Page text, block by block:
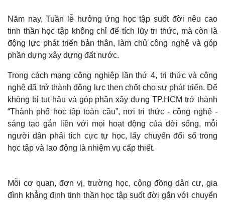
Năm nay, Tuần lễ hưởng ứng học tập suốt đời nêu cao
tinh thần học tập không chỉ để tích lũy tri thức, mà còn là
động lực phát triển bản thân, làm chủ công nghệ và góp
phần dựng xây dựng đất nước.
Trong cách mạng công nghiệp lần thứ 4, tri thức và công
nghệ đã trở thành động lực then chốt cho sự phát triển. Để
không bị tụt hậu và góp phần xây dựng TP.HCM trở thành
“Thành phố học tập toàn cầu”, nơi tri thức - công nghệ -
sáng tạo gắn liền với mọi hoạt động của đời sống, mỗi
người dân phải tích cực tự học, lấy chuyển đổi số trong
học tập và lao động là nhiệm vụ cấp thiết.
Mỗi cơ quan, đơn vị, trường học, cộng đồng dân cư, gia
đình khẳng định tinh thần học tập suốt đời gắn với chuyển